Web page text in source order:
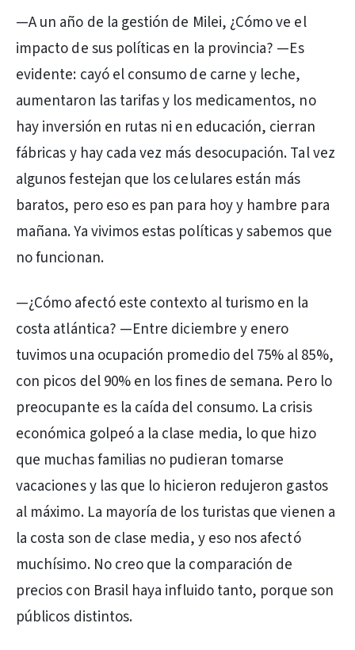
—A un año de la gestión de Milei, ¿Cómo ve el
impacto de sus políticas en la provincia? —Es
evidente: cayó el consumo de carne y leche,
aumentaron las tarifas y los medicamentos, no
hay inversión en rutas ni en educación, cierran
fábricas y hay cada vez más desocupación. Tal vez
algunos festejan que los celulares están más
baratos, pero eso es pan para hoy y hambre para
mañana. Ya vivimos estas políticas y sabemos que
no funcionan.
—¿Cómo afectó este contexto al turismo en la
costa atlántica? —Entre diciembre y enero
tuvimos una ocupación promedio del 75% al 85%,
con picos del 90% en los fines de semana. Pero lo
preocupante es la caída del consumo. La crisis
económica golpeó a la clase media, lo que hizo
que muchas familias no pudieran tomarse
vacaciones y las que lo hicieron redujeron gastos
al máximo. La mayoría de los turistas que vienen a
la costa son de clase media, y eso nos afectó
muchísimo. No creo que la comparación de
precios con Brasil haya influido tanto, porque son
públicos distintos.